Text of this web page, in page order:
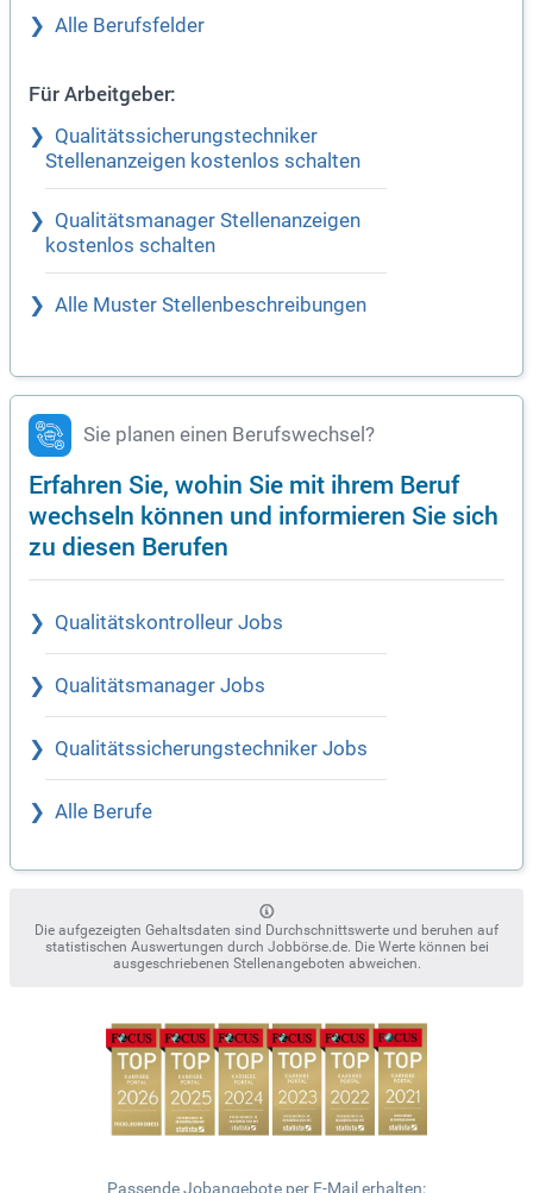
Alle Berufsfelder
Für Arbeitgeber:
Qualitätssicherungstechniker
Stellenanzeigen kostenlos schalten
Qualitätsmanager Stellenanzeigen
kostenlos schalten
Alle Muster Stellenbeschreibungen
Sie planen einen Berufswechsel?
Erfahren Sie, wohin Sie mit ihrem Beruf
wechseln können und informieren Sie sich
zu diesen Berufen
Qualitätskontrolleur Jobs
Qualitätsmanager Jobs
Qualitätssicherungstechniker Jobs
Alle Berufe
Die aufgezeigten Gehaltsdaten sind Durchschnittswerte und beruhen auf
statistischen Auswertungen durch Jobbörse.de. Die Werte können bei
ausgeschriebenen Stellenangeboten abweichen.
Passende Jobangebote per E-Mail erhalten: